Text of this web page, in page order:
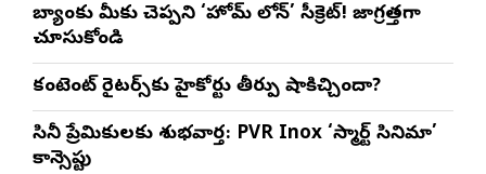
బ్యాంకు మీకు చెప్పని ‘హోమ్ లోన్’ సీక్రెట్! జాగ్రత్తగా
చూసుకోండి
కంటెంట్ రైటర్స్‌కు హైకోర్టు తీర్పు షాకిచ్చిందా?
సినీ ప్రేమికులకు శుభవార్త: PVR Inox ‘స్మార్ట్ సినిమా’
కాన్సెప్టు